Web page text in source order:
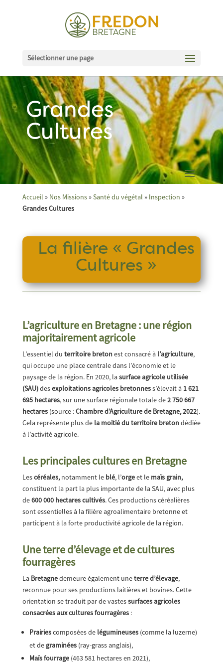
Sélectionner une page
Grandes
Cultures
Accueil » Nos Missions»Santé du végétal » Inspection »
Grandes Cultures
La filière « Grandes
Cultures »
L’agriculture en Bretagne : une région
majoritairement agricole
L’essentiel du territoire bretonest consacré à l’agriculture,
qui occupe une place centrale dans l’économie et le
paysage de la région. En 2020, lasurface agricole utilisée
(SAU)desexploitations agricoles bretonness’élevait à 1 621
695 hectares, sur une surface régionale totale de2 750 667
hectares(source :Chambre d’Agriculture de Bretagne, 2022).
Cela représente plus de la moitié du territoire bretondédiée
à l’activité agricole.
Les principales cultures en Bretagne
Lescéréales,notamment le blé, l’orgeet le maïs grain,
constituent la part la plus importante de la SAU, avec plus
de600 000 hectares cultivés. Ces productions céréalières
sont essentielles à la filière agroalimentaire bretonne et
participent à la forte productivité agricole de la région.
Une terre d’élevage et de cultures
fourragères
La Bretagnedemeure également uneterre d’élevage,
reconnue pour ses productions laitières et bovines. Cette
orientation se traduit par de vastessurfaces agricoles
consacrées aux cultures fourragères:
Prairiescomposées de légumineuses(comme la luzerne)
et de graminées(ray-grass anglais),
Maïs fourrage(463 581 hectares en 2021),